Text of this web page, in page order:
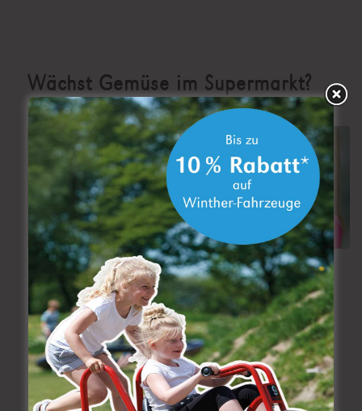
Wächst Gemüse im Supermarkt?
Praxistipps für ökologisches Gärtnern mit Kindern in
Grundschule und Sekundarstufe
Weiterlesen